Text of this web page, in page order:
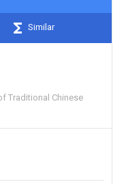
Similar
Traditional Chinese